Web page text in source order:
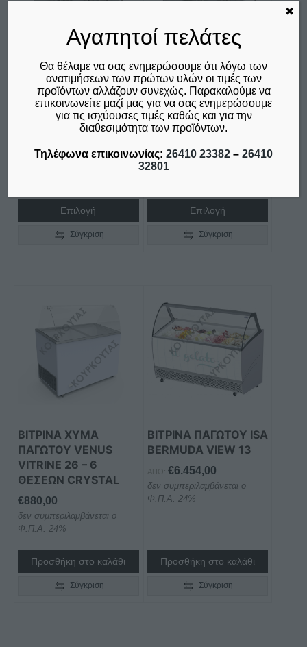
ΒΙΤΡΙΝΑ ΧΥΜΑ
ΠΑΓΩΤΟΥ FESTIVAL
INOX 8 CRYSTAL
2.260,00 – €2.485,00Price
range:
through
Επιλογή
παραλλαγές.
επιλογές
μπορούν
σελίδα
Σύγκριση
ΒΙΤΡΙΝΑ ΧΥΜΑ
ΠΑΓΩΤΟΥ FESTIVAL
INOX 10 CRYSTAL
€2.570,00 – €2.810,00Price
through
δεν συμπεριλαμβάνεται ο
Επιλογή
πολλαπλές
παραλλαγές.
επιλογές
μπορούν
να
επιλεγούν
σελίδα
Σύγκριση
ΒΙΤΡΙΝΑ ΧΥΜΑ
ΠΑΓΩΤΟΥ VENUS
VITRINE 26 – 6
ΘΕΣΕΩΝ CRYSTAL
€880,00
δεν συμπεριλαμβάνεται ο
Φ.Π.Α. 24%
Προσθήκη στο καλάθι
Σύγκριση
ΒΙΤΡΙΝΑ ΠΑΓΩΤΟΥ ISA
BERMUDA VIEW 13
ΑΠΌ: €6.454,00
δεν συμπεριλαμβάνεται ο
Φ.Π.Α. 24%
Προσθήκη στο καλάθι
Σύγκριση
Αγαπητοί πελάτες
Θα θέλαμε να σας ενημερώσουμε ότι λόγω των
ανατιμήσεων των πρώτων υλών οι τιμές των
προϊόντων αλλάζουν συνεχώς. Παρακαλούμε να
επικοινωνείτε μαζί μας για να σας ενημερώσουμε
για τις ισχύουσες τιμές καθώς και για την
διαθεσιμότητα των προϊόντων.
Τηλέφωνα επικοινωνίας: 26410 23382 – 26410
32801
✖